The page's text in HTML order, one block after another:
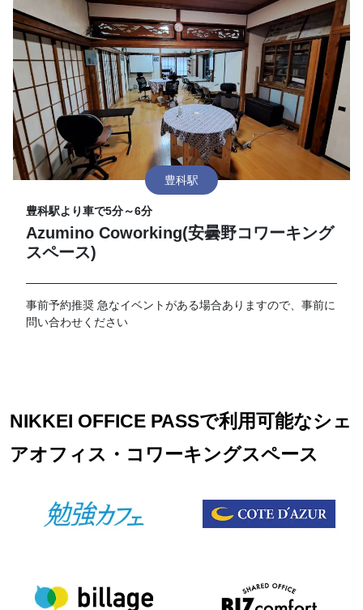
豊科駅
豊科駅より車で5分～6分
Azumino Coworking(安曇野コワーキング
スペース)
事前予約推奨 急なイベントがある場合ありますので、事前に
問い合わせください
NIKKEI OFFICE PASSで利用可能なシェ
アオフィス・コワーキングスペース